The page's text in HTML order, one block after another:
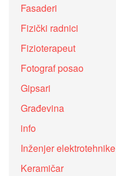
Fasaderi
Fizički radnici
Fizioterapeut
Fotograf posao
Gipsari
Građevina
info
Inženjer elektrotehnike
Keramičar